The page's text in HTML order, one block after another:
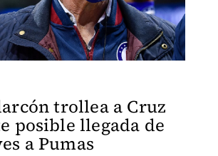
trollea a Cruz
posible llegada de
a Pumas